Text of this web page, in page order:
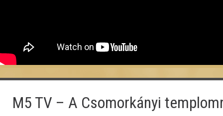
M5 TV – A Csomorkányi